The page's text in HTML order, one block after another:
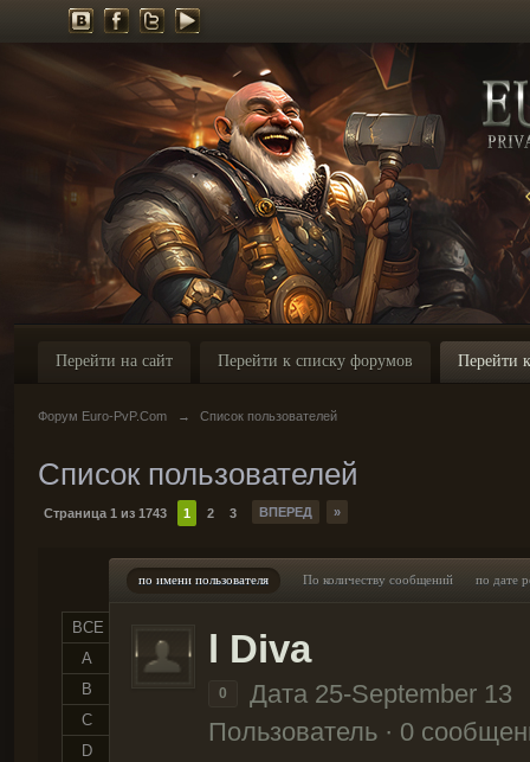
Перейти на сайт Перейти к списку форумов Перейти
Форум Euro-PvP.Com → Список пользователей
Список пользователей
Страница 1 из 1743 1 2 3 ВПЕРЕД »
ВСЕ
A
B
C
D
по имени пользователя По количеству сообщений по дате
l Diva
0
Дата 25-September 13
Пользователь · 0